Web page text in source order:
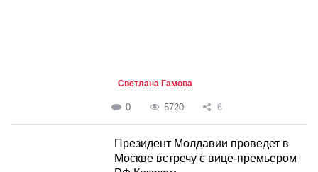
Светлана Гамова
0 5720 6
Президент Молдавии проведет в
Москве встречу с вице-премьером